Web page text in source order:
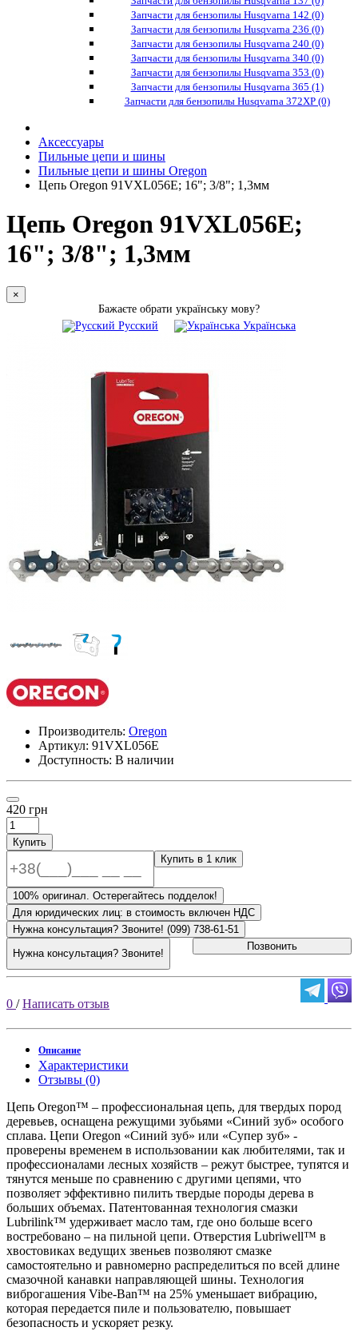
Запчасти для бензопилы Husqvarna 142 (0)
Запчасти для бензопилы Husqvarna 236 (0)
Запчасти для бензопилы Husqvarna 240 (0)
Запчасти для бензопилы Husqvarna 340 (0)
Запчасти для бензопилы Husqvarna 353 (0)
Запчасти для бензопилы Husqvarna 365 (1)
Запчасти для бензопилы Husqvarna 372XP (0)
Аксессуары
Пильные цепи и шины
Пильные цепи и шины Oregon
Цепь Oregon 91VXL056E; 16"; 3/8"; 1,3мм
Цепь Oregon 91VXL056E;
16"; 3/8"; 1,3мм
×
Бажаєте обрати українську мову?
Русский
Українська
Производитель: Oregon
Артикул: 91VXL056E
Доступность: В наличии
420 грн
Купить
Купить в 1 клик
100% оригинал. Остерегайтесь подделок!
Для юридических лиц: в стоимость включен НДС
Нужна консультация? Звоните! (099) 738-61-51
Нужна консультация? Звоните!
Позвонить
0 /Написать отзыв
Описание
Характеристики
Отзывы (0)
Цепь Oregon™ – профессиональная цепь, для твердых пород
деревьев, оснащена режущими зубьями «Синий зуб» особого
сплава. Цепи Oregon «Синий зуб» или «Супер зуб» -
проверены временем в использовании как любителями, так и
профессионалами лесных хозяйств – режут быстрее, тупятся и
тянутся меньше по сравнению с другими цепями, что
позволяет эффективно пилить твердые породы дерева в
больших объемах. Патентованная технология смазки
Lubrilink™ удерживает масло там, где оно больше всего
востребовано – на пильной цепи. Отверстия Lubriwell™ в
хвостовиках ведущих звеньев позволяют смазке
самостоятельно и равномерно распределиться по всей длине
смазочной канавки направляющей шины. Технология
виброгашения Vibe-Ban™ на 25% уменьшает вибрацию,
которая передается пиле и пользователю, повышает
безопасность и ускоряет резку.